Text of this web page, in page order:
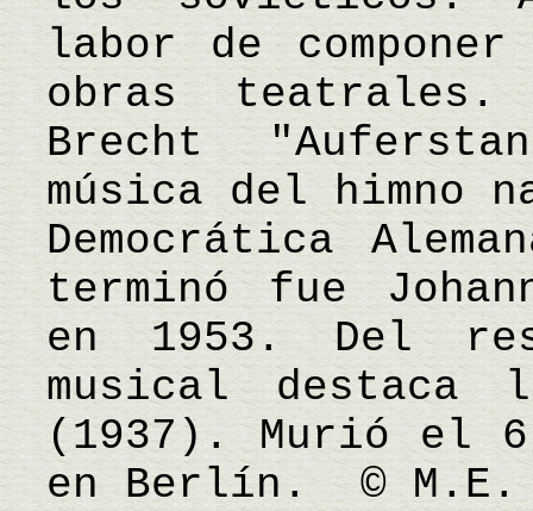
labor de
obras teatrales.
Brecht
música del himno
Democrática
terminó fue
en 1953. Del
musical destaca
(1937). Murió el 6
en Berlín. © M.E.